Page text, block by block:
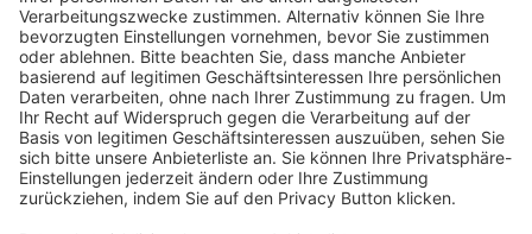
Schulungsangebot Vereinsmitarbeiter
BFV-Geschäftsstellen
Trainerbörse
Login SpielPlus
FOLGE DEM BFV